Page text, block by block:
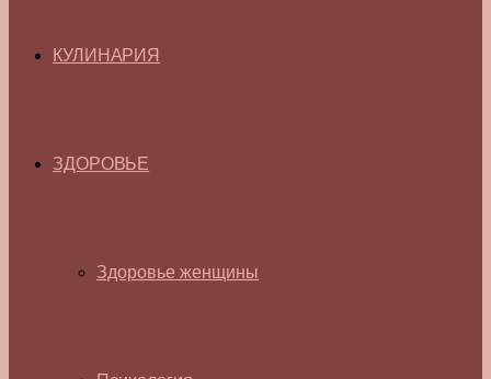
КУЛИНАРИЯ
ЗДОРОВЬЕ
Здоровье женщины